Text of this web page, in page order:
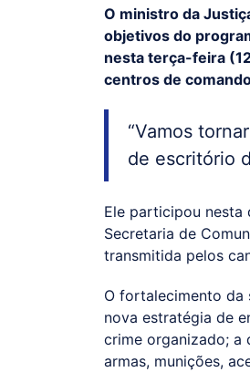
O ministro da
objetivos do
nesta terça-feira
centros de
“Vamos
de escritório
Ele participou nesta
Secretaria de
transmitida pelos
O fortalecimento da
nova estratégia de
crime organizado; a
armas, munições,